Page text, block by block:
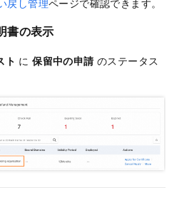
書の表示
ト に保留中の申請のステータス